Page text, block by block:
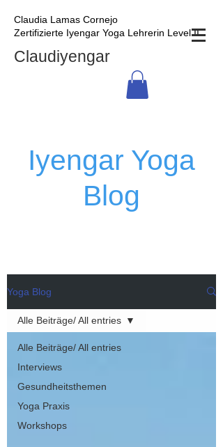
Claudia Lamas Cornejo
Zertifizierte Iyengar Yoga Lehrerin Level II
Claudiyengar
Iyengar Yoga
Blog
Yoga Blog
Alle Beiträge/ All entries
Interviews
Gesundheitsthemen
Yoga Praxis
Workshops
Alle Beiträge/ All entries